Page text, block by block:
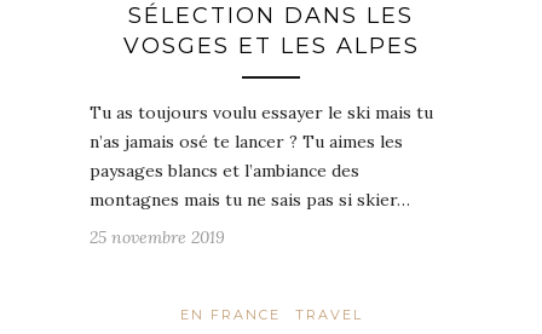
SÉLECTION DANS LES
VOSGES ET LES ALPES
Tu as toujours voulu essayer le ski mais tu
n’as jamais osé te lancer ? Tu aimes les
paysages blancs et l’ambiance des
montagnes mais tu ne sais pas si skier…
25 novembre 2019
EN FRANCE TRAVEL